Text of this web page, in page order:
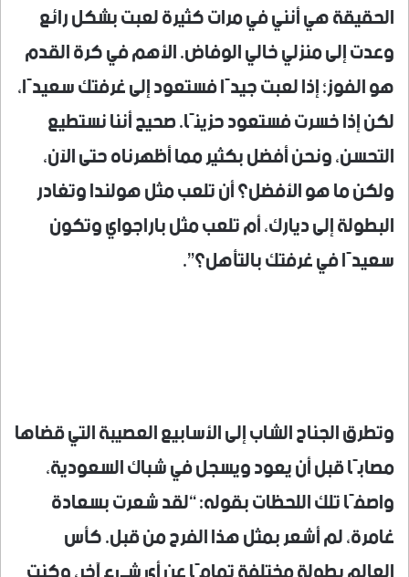
الحقيقة هي أنني في مرات كثيرة لعبت بشكل رائع
وعدت إلى منزلي خالي الوفاض. الأهم في كرة القدم
هو الفوز؛ إذا لعبت جيدًا فستعود إلى غرفتك سعيدًا،
لكن إذا خسرت فستعود حزينًا. صحيح أننا نستطيع
التحسن، ونحن أفضل بكثير مما أظهرناه حتى الآن،
ولكن ما هو الأفضل؟ أن تلعب مثل هولندا وتغادر
البطولة إلى ديارك، أم تلعب مثل باراجواي وتكون
سعيدًا في غرفتك بالتأهل؟”.
وتطرق الجناح الشاب إلى الأسابيع العصيبة التي قضاها
مصابًا قبل أن يعود ويسجل في شباك السعودية،
واصفًا تلك اللحظات بقوله: “لقد شعرت بسعادة
غامرة، لم أشعر بمثل هذا الفرح من قبل. كأس